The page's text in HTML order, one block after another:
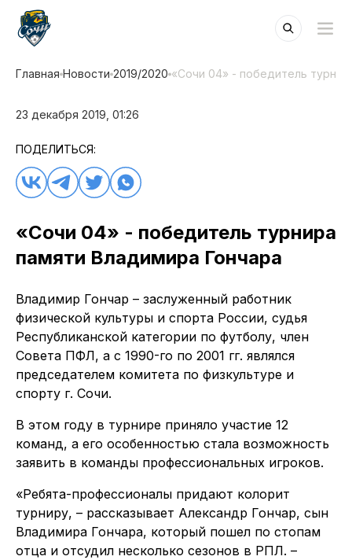
Главная Новости 2019/2020 «Сочи 04» - победитель
23 декабря 2019, 01:26
ПОДЕЛИТЬСЯ:
«Сочи 04» - победитель турнира
памяти Владимира Гончара
Владимир Гончар – заслуженный работник
физической культуры и спорта России, судья
Республиканской категории по футболу, член
Совета ПФЛ, а с 1990-го по 2001 гг. являлся
председателем комитета по физкультуре и
спорту г. Сочи.
В этом году в турнире приняло участие 12
команд, а его особенностью стала возможность
заявить в команды профессиональных игроков.
«Ребята-профессионалы придают колорит
турниру, – рассказывает Александр Гончар, сын
Владимира Гончара, который пошел по стопам
отца и отсудил несколько сезонов в РПЛ. –